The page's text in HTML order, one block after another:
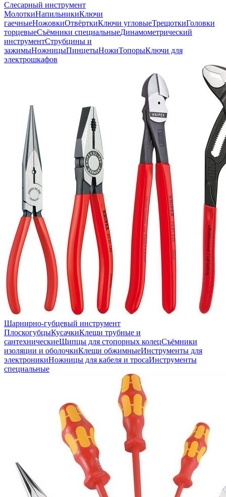
Слесарный инструмент
МолоткиНапильникиКлючи
гаечныеНожовкиОтвёрткиКлючи угловыеТрещоткиГоловки
торцевыеСъёмники специальныеДинамометрический
инструментСтрубцины и
зажимыНожницыПинцетыНожиТопорыКлючи для
электрошкафов
Шарнирно-губцевый инструмент
ПлоскогубцыКусачкиКлещи трубные и
сантехническиеЩипцы для стопорных колецСъёмники
изоляции и оболочкиКлещи обжимныеИнструменты для
электроникиНожницы для кабеля и тросаИнструменты
специальные